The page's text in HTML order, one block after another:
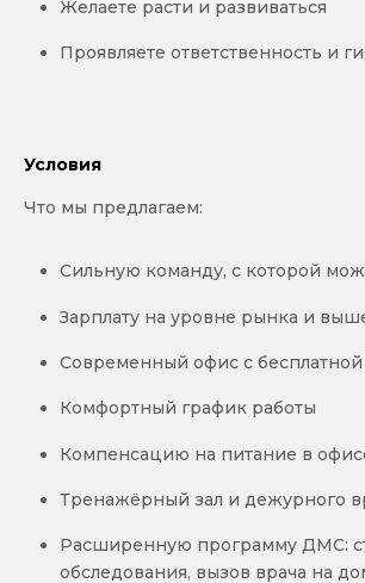
Желаете расти и развиваться
Проявляете ответственность и
Условия
Что мы предлагаем:
Сильную команду, с которой
Зарплату на уровне рынка и
Современный офис с
Комфортный график работы
Компенсацию на питание в
Тренажёрный зал и дежурного
Расширенную программу ДМС:
обследования, вызов врача на